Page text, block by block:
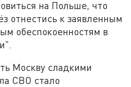
на Польше, что
отнестись к заявленным
обеспокоенностям в
Москву сладкими
СВО стало